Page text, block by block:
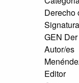
Derecho
Signatura
GEN
Autor/es
Editor